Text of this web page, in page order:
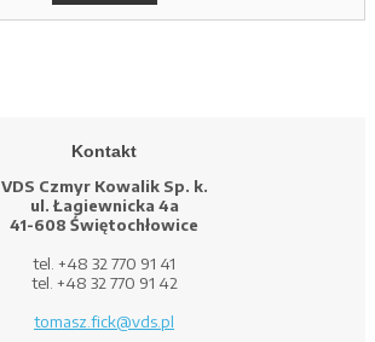
Kontakt
VDS Czmyr Kowalik Sp. k.
ul. Łagiewnicka 4a
41-608 Świętochłowice
tel. +48 32 770 91 41
tel. +48 32 770 91 42
tomasz.fick@vds.pl